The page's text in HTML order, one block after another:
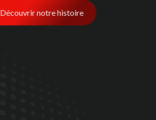
Découvrir notre histoire